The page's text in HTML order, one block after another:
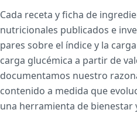
Cada receta y ficha de
nutricionales publicados e
pares sobre el índice y la
carga glucémica a partir de
documentamos nuestro
contenido a medida que
una herramienta de bienestar